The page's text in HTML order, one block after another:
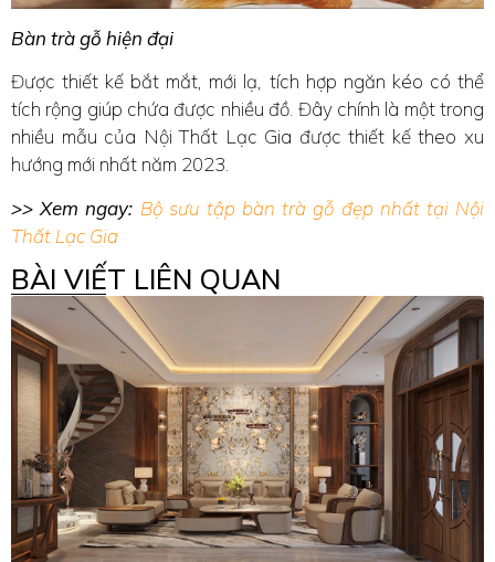
Bàn trà gỗ hiện đại
Được thiết kế bắt mắt, mới lạ, tích hợp ngăn kéo có thể
tích rộng giúp chứa được nhiều đồ. Đây chính là một trong
nhiều mẫu của Nội Thất Lạc Gia được thiết kế theo xu
hướng mới nhất năm 2023.
>> Xem ngay: Bộ sưu tập bàn trà gỗ đẹp nhất tại Nội
Thất Lạc Gia
BÀI VIẾT LIÊN QUAN